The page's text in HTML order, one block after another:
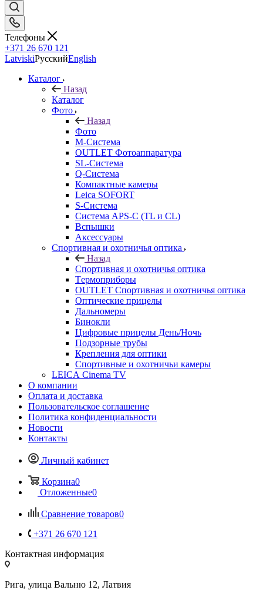
Телефоны
+371 26 670 121
LatviskiРусскийEnglish
Каталог
Назад
Каталог
Фото
Назад
Фото
M-Система
OUTLET Фотоаппаратура
SL-Система
Q-Cистема
Компактные камеры
Leica SOFORT
S-Система
Система APS-C (TL и CL)
Вспышки
Аксессуары
Спортивная и охотничья оптика
Назад
Спортивная и охотничья оптика
Tермоприборы
OUTLET Спортивная и охотничья оптика
Оптические прицелы
Дальномеры
Бинокли
Цифровые прицелы День/Ночь
Подзорные трубы
Крепления для оптики
Спортивные и охотничьи камеры
LEICA Cinema TV
О компании
Оплата и доставка
Пользовательское соглашение
Политика конфиденциальности
Новости
Контакты
Личный кабинет
Корзина0
Отложенные0
Сравнение товаров0
+371 26 670 121
Контактная информация
Рига, улица Вальню 12, Латвия